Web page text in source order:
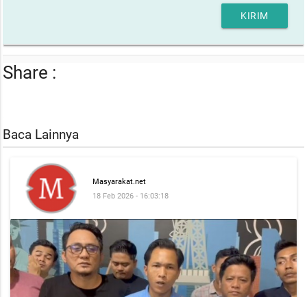
KIRIM
Share :
Baca Lainnya
Masyarakat.net
18 Feb 2026 - 16:03:18